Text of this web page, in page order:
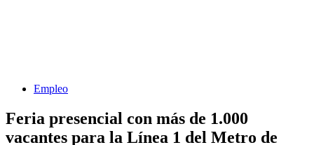
Empleo
Feria presencial con más de 1.000
vacantes para la Línea 1 del Metro de